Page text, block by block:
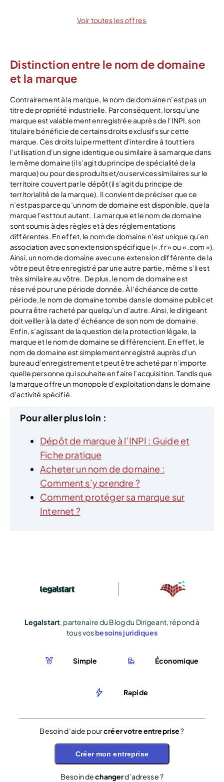
Voir toutes les offres
Distinction entre le nom de domaine
et la marque
Contrairement à la marque, le nom de domaine n’est pas un
titre de propriété industrielle. Par conséquent, lorsqu’une
marque est valablement enregistrée auprès de l’INPI, son
titulaire bénéficie de certains droits exclusifs sur cette
marque. Ces droits lui permettent d’interdire à tout tiers
l’utilisation d’un signe identique ou similaire à sa marque dans
le même domaine (il s’agit du principe de spécialité de la
marque) ou pour des produits et/ou services similaires sur le
territoire couvert par le dépôt (il s’agit du principe de
territorialité de la marque). Il convient de préciser que ce
n’est pas parce qu’un nom de domaine est disponible, que la
marque l’est tout autant. La marque et le nom de domaine
sont soumis à des règles et à des réglementations
différentes. En effet, le nom de domaine n’est unique qu’en
association avec son extension spécifique (« .fr » ou « .com »).
Ainsi, un nom de domaine avec une extension différente de la
vôtre peut être enregistré par une autre partie, même s’il est
très similaire au vôtre. De plus, le nom de domaine est
réservé pour une période donnée. À l’échéance de cette
période, le nom de domaine tombe dans le domaine public et
pourra être racheté par quelqu’un d’autre. Ainsi, le dirigeant
doit veiller à la date d’échéance de son nom de domaine.
Enfin, s’agissant de la question de la protection légale, la
marque et le nom de domaine se différencient. En effet, le
nom de domaine est simplement enregistré auprès d’un
bureau d’enregistrement et peut être acheté par n’importe
quelle personne qui souhaite en faire l’acquisition. Tandis que
la marque offre un monopole d’exploitation dans le domaine
d’activité spécifié.
Pour aller plus loin :
Dépôt de marque à l’INPI : Guide et
Fiche pratique
Acheter un nom de domaine :
Comment s’y prendre ?
Comment protéger sa marque sur
Internet ?
Legalstart, partenaire du Blog du Dirigeant, répond à
tous vosbesoins juridiques
Simple Économique
Rapide
Besoin d’aide pourcréer votre entreprise?
Créer mon entreprise
Besoin dechangerd’adresse ?